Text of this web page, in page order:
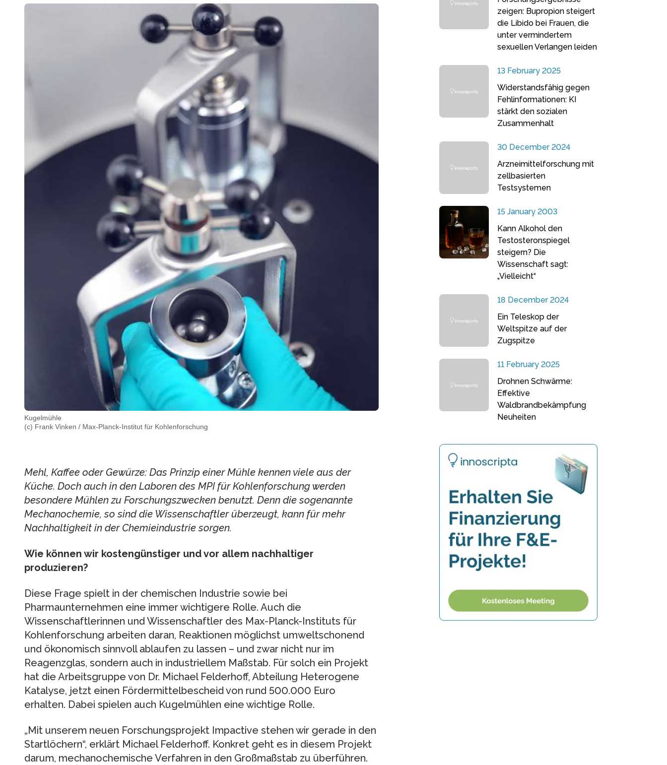
Kugelmühle
(c) Frank Vinken / Max-Planck-Institut für Kohlenforschung
Mehl, Kaffee oder Gewürze: Das Prinzip einer Mühle kennen viele aus der
Küche. Doch auch in den Laboren des MPI für Kohlenforschung werden
besondere Mühlen zu Forschungszwecken benutzt. Denn die sogenannte
Mechanochemie, so sind die Wissenschaftler überzeugt, kann für mehr
Nachhaltigkeit in der Chemieindustrie sorgen.
Wie können wir kostengünstiger und vor allem nachhaltiger
produzieren?
Diese Frage spielt in der chemischen Industrie sowie bei
Pharmaunternehmen eine immer wichtigere Rolle. Auch die
Wissenschaftlerinnen und Wissenschaftler des Max-Planck-Instituts für
Kohlenforschung arbeiten daran, Reaktionen möglichst umweltschonend
und ökonomisch sinnvoll ablaufen zu lassen – und zwar nicht nur im
Reagenzglas, sondern auch in industriellem Maßstab. Für solch ein Projekt
hat die Arbeitsgruppe von Dr. Michael Felderhoff, Abteilung Heterogene
Katalyse, jetzt einen Fördermittelbescheid von rund 500.000 Euro
erhalten. Dabei spielen auch Kugelmühlen eine wichtige Rolle.
„Mit unserem neuen Forschungsprojekt Impactive stehen wir gerade in den
Startlöchern“, erklärt Michael Felderhoff. Konkret geht es in diesem Projekt
darum, mechanochemische Verfahren in den Großmaßstab zu überführen.
zeigen: Bupropion steigert
die Libido bei Frauen, die
unter vermindertem
sexuellen Verlangen leiden
13 February 2025
Widerstandsfähig gegen
Fehlinformationen: KI
stärkt den sozialen
Zusammenhalt
30 December 2024
Arzneimittelforschung mit
zellbasierten
Testsystemen
15 January 2003
Kann Alkohol den
Testosteronspiegel
steigern? Die
Wissenschaft sagt:
„Vielleicht“
18 December 2024
Ein Teleskop der
Weltspitze auf der
Zugspitze
11 February 2025
Drohnen Schwärme:
Effektive
Waldbrandbekämpfung
Neuheiten